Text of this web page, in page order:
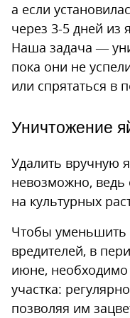
а если
через 3-5 дней из
Наша задача —
пока они не
или спрятаться в
Уничтожение
Удалить вручную
невозможно, ведь
на культурных
Чтобы уменьшить
вредителей, в
июне, необходимо
участка:
позволяя им